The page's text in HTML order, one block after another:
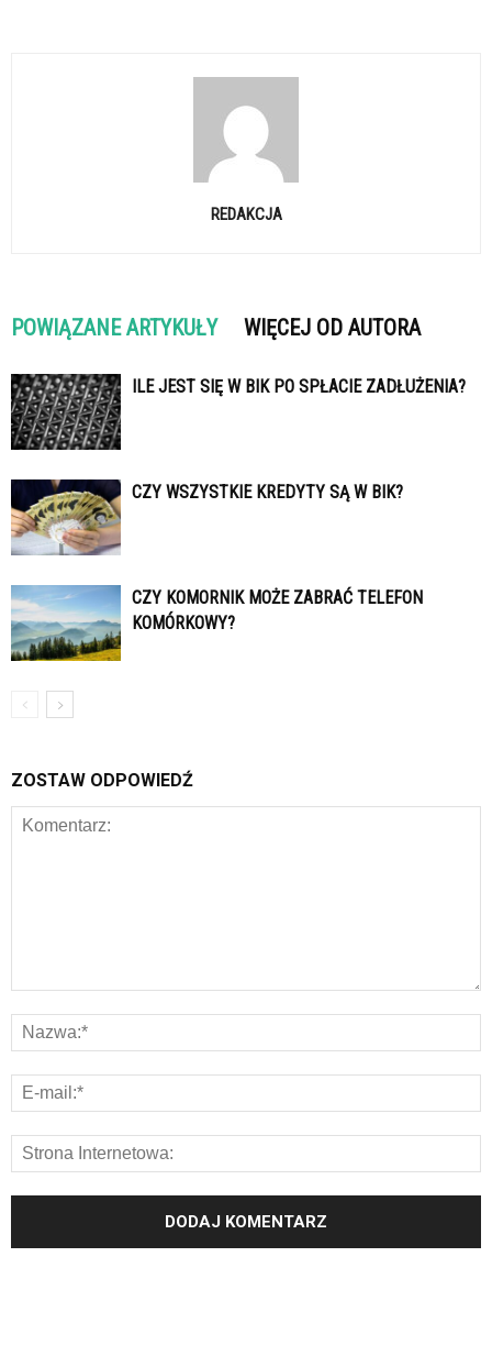
REDAKCJA
POWIĄZANE ARTYKUŁY WIĘCEJ OD AUTORA
ILE JEST SIĘ W BIK PO SPŁACIE ZADŁUŻENIA?
CZY WSZYSTKIE KREDYTY SĄ W BIK?
CZY KOMORNIK MOŻE ZABRAĆ TELEFON
KOMÓRKOWY?
ZOSTAW ODPOWIEDŹ